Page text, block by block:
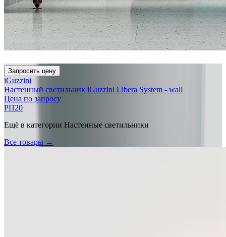
Запросить цену
iGuzzini
Настенный светильник iGuzzini Libera System - wall
Цена по запросу
РП20
Ещё в категории Настенные светильники
Все товары →